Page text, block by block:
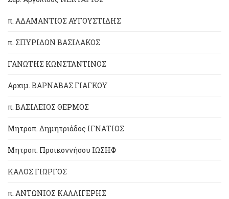
π. ΑΔΑΜΑΝΤΙΟΣ ΑΥΓΟΥΣΤΙΔΗΣ
π. ΣΠΥΡΙΔΩΝ ΒΑΣΙΛΑΚΟΣ
ΓΑΝΩΤΗΣ ΚΩΝΣΤΑΝΤΙΝΟΣ
Αρχιμ. ΒΑΡΝΑΒΑΣ ΓΙΑΓΚΟΥ
π. ΒΑΣΙΛΕΙΟΣ ΘΕΡΜΟΣ
Μητροπ. Δημητριάδος ΙΓΝΑΤΙΟΣ
Μητροπ. Προικοννήσου ΙΩΣΗΦ
ΚΑΛΟΣ ΓΙΩΡΓΟΣ
π. ΑΝΤΩΝΙΟΣ ΚΑΛΛΙΓΕΡΗΣ